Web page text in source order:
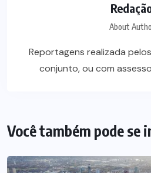
About
Reportagens realizada
conjunto, ou com
Você também pode se